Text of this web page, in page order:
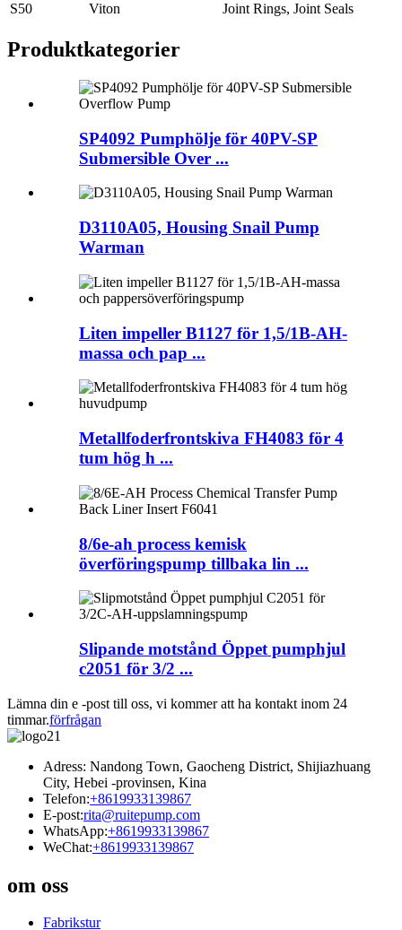
S50
Viton Joint Rings, Joint Seals
Produktkategorier
SP4092 Pumphölje för 40PV-SP
Submersible Over ...
D3110A05, Housing Snail Pump
Warman
Liten impeller B1127 för 1,5/1B-AH-
massa och pap ...
Metallfoderfrontskiva FH4083 för 4
tum hög h ...
8/6e-ah process kemisk
överföringspump tillbaka lin ...
Slipande motstånd Öppet pumphjul
c2051 för 3/2 ...
Lämna din e -post till oss, vi kommer att ha kontakt inom 24
timmar.förfrågan
Adress: Nandong Town, Gaocheng District, Shijiazhuang
City, Hebei -provinsen, Kina
Telefon:+8619933139867
E-post:rita@ruitepump.com
WhatsApp:+8619933139867
WeChat:+8619933139867
om oss
Fabrikstur